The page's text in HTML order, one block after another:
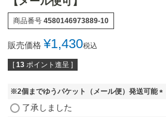
商品番号 4580146973889-10
販売価格 ¥1,430税込
[ 13 ポイント進呈 ]
※2個までゆうパケット（メール便）発送可能
了承しました